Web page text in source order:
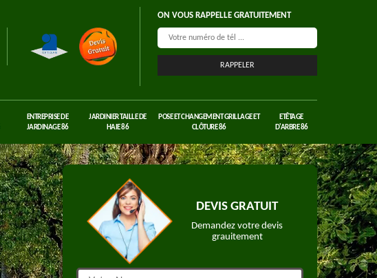
ON VOUS RAPPELLE GRATUITEMENT
ENTREPRISE DE
JARDINAGE 86
JARDINIER TAILLE DE
HAIE 86
POSE ET CHANGEMENT GRILLAGE ET
CLÔTURE 86
ETÊTAGE
D'ARBRE 86
DEVIS GRATUIT
Demandez votre devis
grauitement